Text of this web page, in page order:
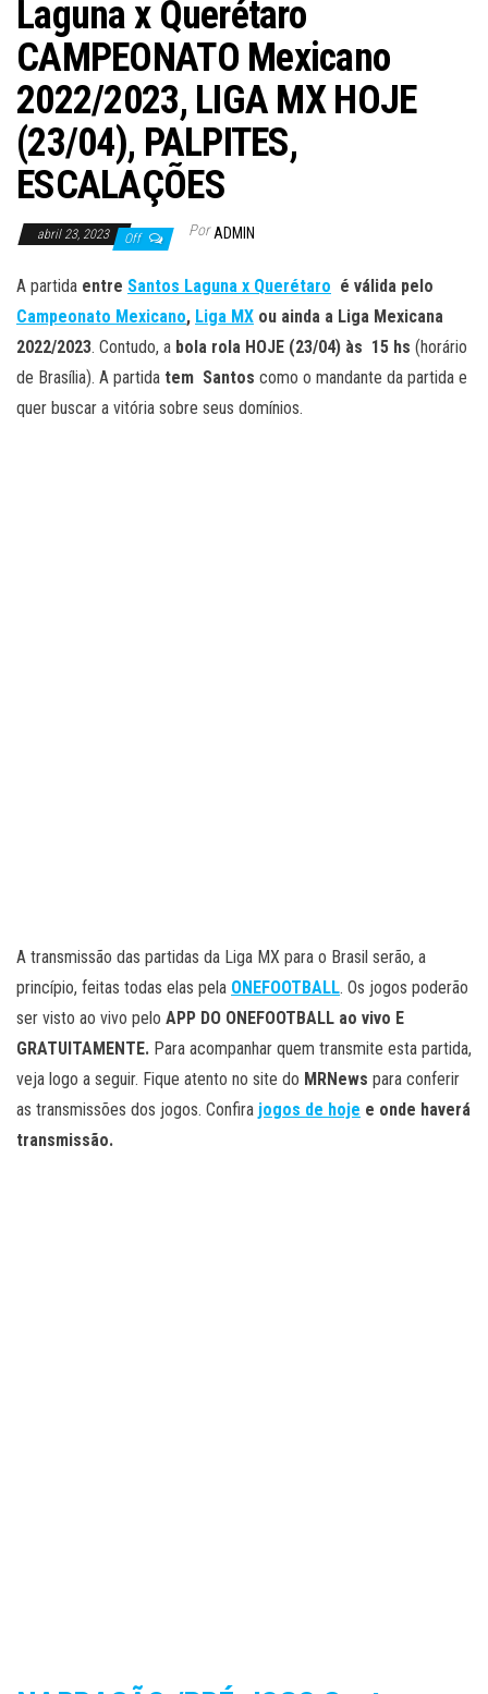
Laguna x Querétaro
CAMPEONATO Mexicano
2022/2023, LIGA MX HOJE
(23/04), PALPITES,
ESCALAÇÕES
abril 23, 2023 Off Por ADMIN
A partida entre Santos Laguna x Querétaro é válida pelo
Campeonato Mexicano, Liga MX ou ainda a Liga Mexicana
2022/2023. Contudo, a bola rola HOJE (23/04) às 15 hs (horário
de Brasília). A partida tem Santos como o mandante da partida e
quer buscar a vitória sobre seus domínios.
A transmissão das partidas da Liga MX para o Brasil serão, a
princípio, feitas todas elas pela ONEFOOTBALL. Os jogos poderão
ser visto ao vivo pelo APP DO ONEFOOTBALL ao vivo E
GRATUITAMENTE. Para acompanhar quem transmite esta partida,
veja logo a seguir. Fique atento no site do MRNews para conferir
as transmissões dos jogos. Confira jogos de hoje e onde haverá
transmissão.